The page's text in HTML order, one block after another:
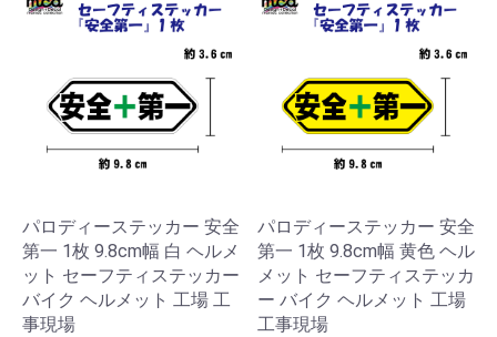
パロディーステッカー 安全
第一 1枚 9.8cm幅 白 ヘルメ
ット セーフティステッカー
バイク ヘルメット 工場 工
事現場
パロディーステッカー 安全
第一 1枚 9.8cm幅 黄色 ヘル
メット セーフティステッカ
ー バイク ヘルメット 工場
工事現場